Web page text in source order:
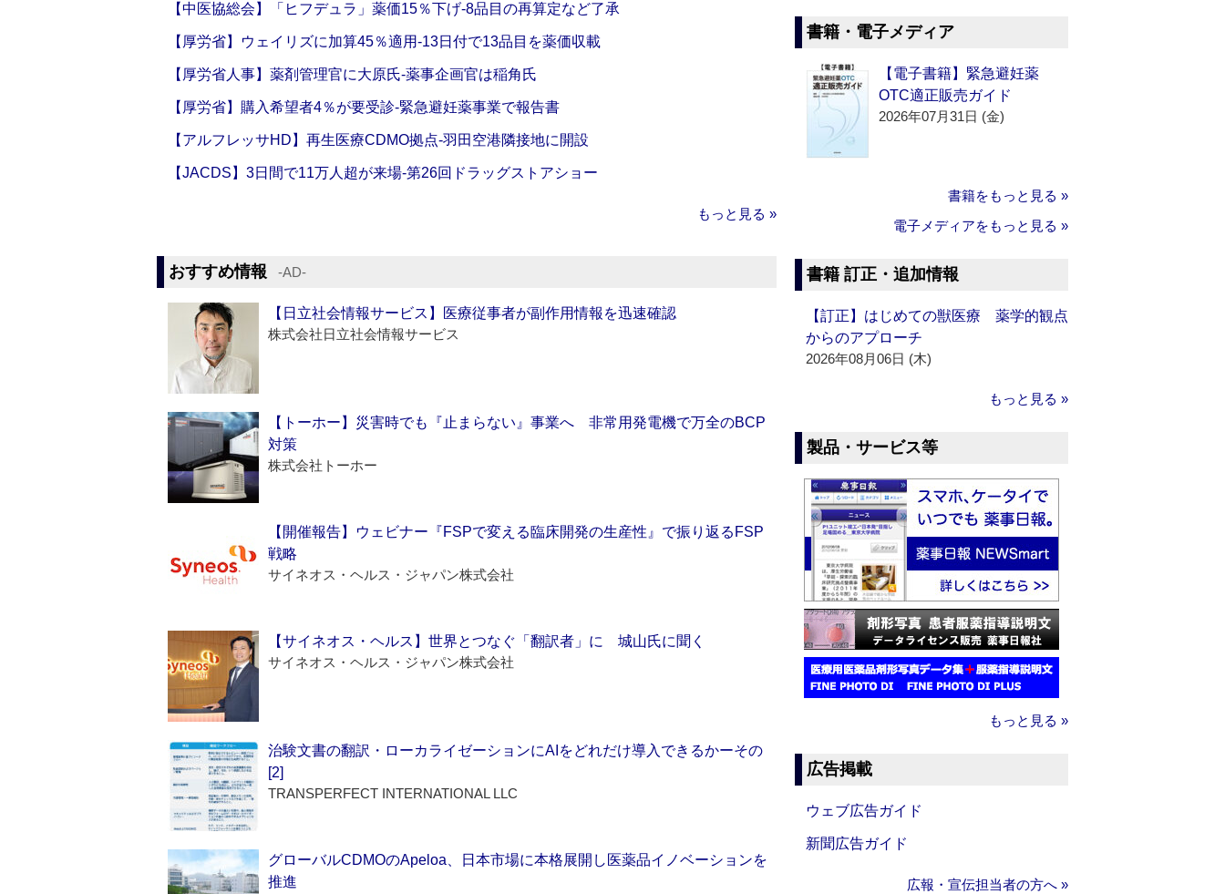
【中医協総会】「ヒフデュラ」薬価15％下げ‐8品目の再算定など了承
【厚労省】ウェイリズに加算45％適用‐13日付で13品目を薬価収載
【厚労省人事】薬剤管理官に大原氏‐薬事企画官は稲角氏
【厚労省】購入希望者4％が要受診‐緊急避妊薬事業で報告書
【アルフレッサHD】再生医療CDMO拠点‐羽田空港隣接地に開設
【JACDS】3日間で11万人超が来場‐第26回ドラッグストアショー
もっと見る »
おすすめ情報 ‐AD‐
【日立社会情報サービス】医療従事者が副作用情報を迅速確認
株式会社日立社会情報サービス
【トーホー】災害時でも『止まらない』事業へ 非常用発電機で万全のBCP
対策
株式会社トーホー
【開催報告】ウェビナー『FSPで変える臨床開発の生産性』で振り返るFSP
戦略
サイネオス・ヘルス・ジャパン株式会社
【サイネオス・ヘルス】世界とつなぐ「翻訳者」に 城山氏に聞く
サイネオス・ヘルス・ジャパン株式会社
治験文書の翻訳・ローカライゼーションにAIをどれだけ導入できるかーその
[2]
TRANSPERFECT INTERNATIONAL LLC
グローバルCDMOのApeloa、日本市場に本格展開し医薬品イノベーションを
推進
書籍・電子メディア
【電子書籍】緊急避妊薬
OTC適正販売ガイド
2026年07月31日 (金)
書籍をもっと見る »
電子メディアをもっと見る »
書籍 訂正・追加情報
【訂正】はじめての獣医療 薬学的観点
からのアプローチ
2026年08月06日 (木)
もっと見る »
製品・サービス等
もっと見る »
広告掲載
ウェブ広告ガイド
新聞広告ガイド
広報・宣伝担当者の方へ »